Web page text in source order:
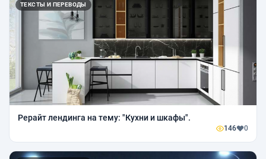
ТЕКСТЫ И ПЕРЕВОДЫ
Рерайт лендинга на тему: "Кухни и шкафы".
146 0